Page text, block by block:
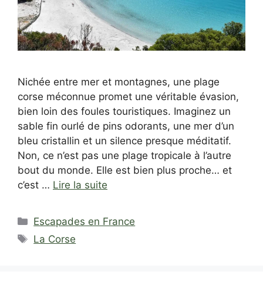
Nichée entre mer et montagnes, une plage
corse méconnue promet une véritable évasion,
bien loin des foules touristiques. Imaginez un
sable fin ourlé de pins odorants, une mer d’un
bleu cristallin et un silence presque méditatif.
Non, ce n’est pas une plage tropicale à l’autre
bout du monde. Elle est bien plus proche… et
c’est … Lire la suite
Catégories
Escapades en France
Étiquettes
La Corse